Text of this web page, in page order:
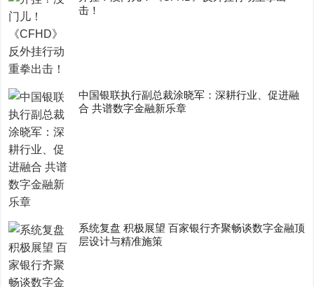
击！
中国银联执行副总裁涂晓军：深耕行业、促进融
合 共谱数字金融新乐章
系统复盘 积极展望 百家银行齐聚畅谈数字金融顶
层设计与精准施策